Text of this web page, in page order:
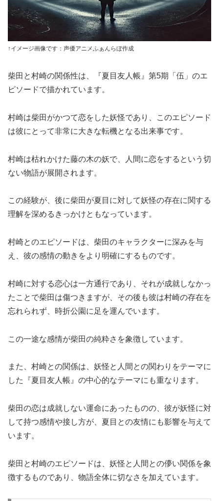
↑イメージ画像です：声優アニメふぁんらぼ作成
柴田と村崎の関係性は、『夏目友人帳』第5期「伍」のエ
ピソードで描かれています。
村崎は柴田がかつて恋をした妖怪であり、このエピソード
は彼にとって非常に大きな転機となる出来事です。
村崎は枯れかけた藤の木の妖で、人間に恋をするという切
ない物語が展開されます。
この経験が、後に柴田が夏目に対して妖怪の存在に関する
理解を深めるきっかけともなっています。
村崎とのエピソードは、柴田のキャラクターに深みを与
え、彼の感情の動きをより明確にするものです。
村崎に対する恋心は一方通行であり、それが成就しなかっ
たことで柴田は傷つきますが、その後も彼は村崎の存在を
忘れられず、時折公園に足を運んでいます。
この一途な感情が柴田の純粋さを象徴しています。
また、村崎との関係は、妖怪と人間との関わりをテーマに
した『夏目友人帳』の中心的なテーマにも重なります。
柴田の恋は成就しない運命にあったものの、彼が妖怪に対
して持つ感情や接し方が、夏目との友情にも影響を与えて
います。
柴田と村崎のエピソードは、妖怪と人間との儚い関係を象
徴するものであり、物語全体に切なさを加えています。